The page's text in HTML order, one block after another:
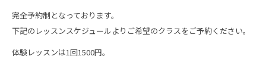
完全予約制となっております。
下記のレッスンスケジュールよりご希望のクラスをご予約ください。
体験レッスンは1回1500円。